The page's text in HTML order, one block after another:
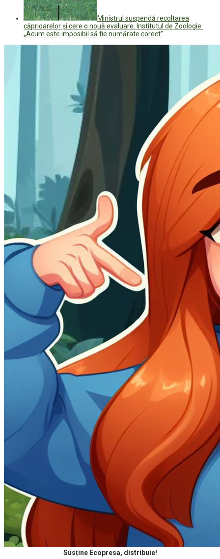
Ministrul suspendă recoltarea
căprioarelor și cere o nouă evaluare. Institutul de Zoologie:
„Acum este imposibil să fie numărate corect”
Susține Ecopresa, distribuie!